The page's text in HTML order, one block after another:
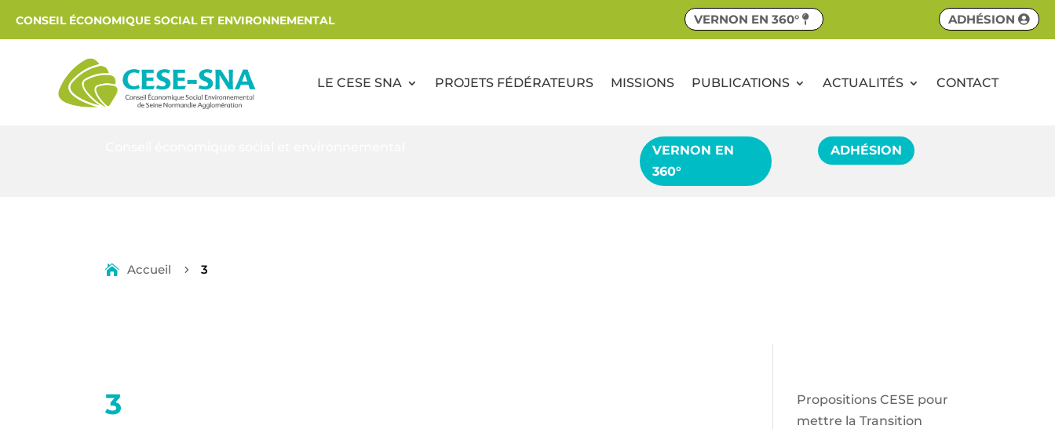
CONSEIL ÉCONOMIQUE SOCIAL ET ENVIRONNEMENTAL VERNON EN 360° ADHÉSION
LE CESE SNA PROJETS FÉDÉRATEURS MISSIONS PUBLICATIONS ACTUALITÉS CONTACT
VERNON EN
360°
ADHÉSION
Accueil 5 3
3
Propositions CESE pour
mettre la Transition